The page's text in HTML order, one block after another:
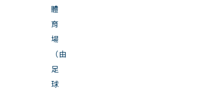
體
育
場
（由
足
球